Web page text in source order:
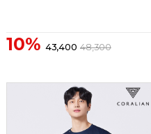
10% 43,400 48,300